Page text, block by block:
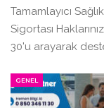
Tamamlayıcı
Sigortası
30'u arayarak
GENEL